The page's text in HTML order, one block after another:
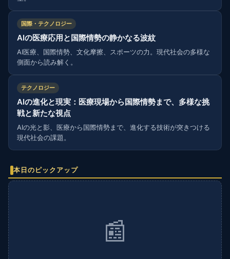
国際・テクノロジー
AIの医療応用と国際情勢の静かなる波紋
AI医療、国際情勢、文化摩擦、スポーツの力。現代社会の多様な
側面から読み解く。
テクノロジー
AIの進化と現実：医療現場から国際情勢まで、多様な挑
戦と新たな視点
AIの光と影、医療から国際情勢まで、進化する技術が突きつける
現代社会の課題。
本日のピックアップ
📰